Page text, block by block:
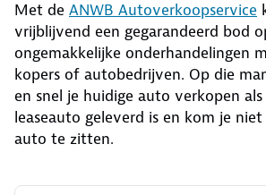
Met de ANWB Autoverkoopservice
vrijblijvend een gegarandeerd bod
ongemakkelijke onderhandelingen
kopers of autobedrijven. Op die
en snel je huidige auto verkopen
leaseauto geleverd is en kom je
auto te zitten.